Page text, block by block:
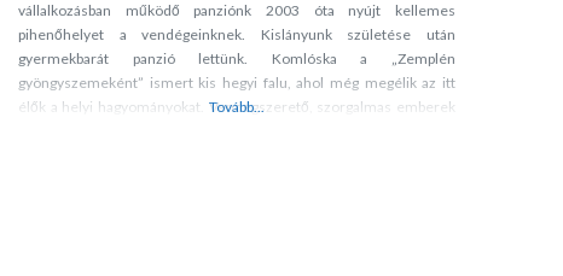
vállalkozásban működő panziónk 2003 óta nyújt kellemes
pihenőhelyet a vendégeinknek. Kislányunk születése után
gyermekbarát panzió lettünk. Komlóska a „Zemplén
gyöngyszemeként” ismert kis hegyi falu, ahol még megélik az itt
élők a helyi hagyományokat. Vendégszerető, szorgalmas emberek
Tovább...